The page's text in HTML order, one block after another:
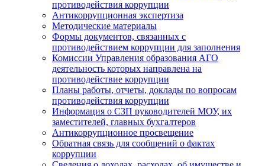
противодействия коррупции
Антикоррупционная экспертиза
Методические материалы
Формы документов, связанных с
противодействием коррупции для заполнения
Комиссии Управления образования АГО
деятельность которых направлена на
противодействие коррупции
Планы работы, отчеты, доклады по вопросам
противодействия коррупции
Информация о СЗП руководителей МОУ, их
заместителей, главных бухгалтеров
Антикоррупционное просвещение
Обратная связь для сообщений о фактах
коррупции